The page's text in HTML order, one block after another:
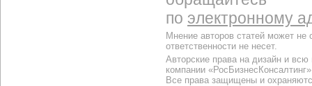
по электронному
Мнение авторов статей может
ответственности не несет.
Авторские права на дизайн и
компании
Все права защищены и